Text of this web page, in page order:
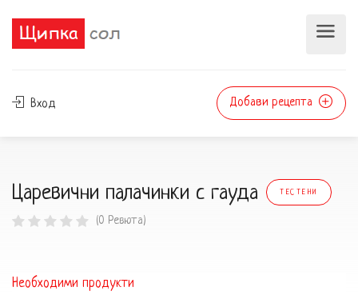
Вход Добави рецепта
Царевични палачинки с гауда ТЕСТЕНИ
(0 Ревюта)
Необходими продукти